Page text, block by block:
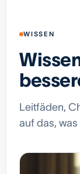
WISSEN
Leitfäden,
auf das,